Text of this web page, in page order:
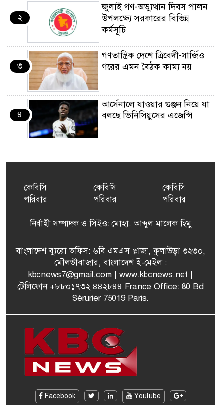
২
জুলাই গণ-অভ্যুত্থান দিবস পালন
উপলক্ষ্যে সরকারের বিভিন্ন
কর্মসূচি
৩
গণতান্ত্রিক দেশে ত্রিবেদী-সার্জিও
গরের এমন বৈঠক কাম্য নয়
৪
আর্সেনালে যাওয়ার গুঞ্জন নিয়ে যা
বলছে ভিনিসিয়ুসের এজেন্সি
৫
যুক্তরাষ্ট্র-জাপানের বিরল পদক্ষেপ
বেনজীরের অন্য দেশের পাসপোর্ট
পরিকল্পনা মন্ত্রণালয়ের স্থায়ী
কমিটি সদস্য হলেন এমপি শকু
মৌলভীবাজারের রাজনগরে
মরিশাসে খুলছে বাংলাদেশের
শ্রমবাজার! দ্রুত সমঝোতা স্বাক্ষর
জাতীয় নির্বাচনে দলীয় নির্দেশনা
কেবিসি
পরিবার
কেবিসি
পরিবার
কেবিসি
পরিবার
নির্বাহী সম্পাদক ও সিইও: মোহা. আব্দুল মালেক হিমু
বাংলাদেশ ব্যুরো অফিস: ৬বি এমএস প্লাজা, কুলাউড়া ৩২৩০,
মৌলভীবাজার, বাংলাদেশ ই-মেইল :
kbcnews7@gmail.com | www.kbcnews.net |
টেলিফোন +৮৮০১৭৩২ ৪৪২৮৪৪ France Office: 80 Bd
Sérurier 75019 Paris.
Facebook Youtube